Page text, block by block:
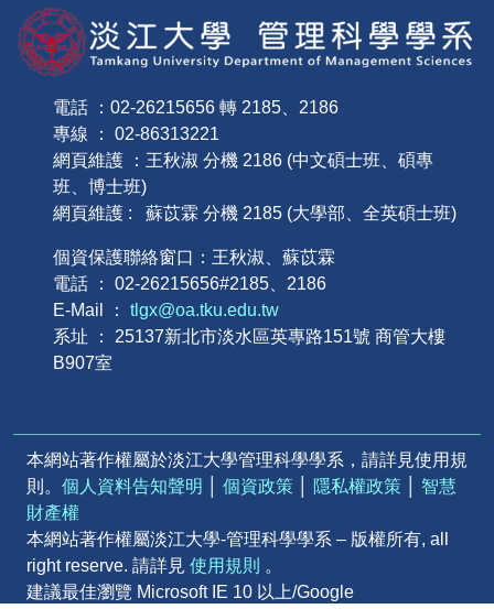
電話 ：02-26215656 轉 2185、2186
專線 ： 02-86313221
網頁維護 ：王秋淑 分機 2186 (中文碩士班、碩專
班、博士班)
網頁維護 : 蘇苡霖 分機 2185 (大學部、全英碩士班)
個資保護聯絡窗口：王秋淑、蘇苡霖
電話 ： 02-26215656#2185、2186
E-Mail ： tlgx@oa.tku.edu.tw
系址 ： 25137新北市淡水區英專路151號 商管大樓
B907室
本網站著作權屬於淡江大學管理科學學系，請詳見使用規
則。 個人資料告知聲明 個資政策 隱私權政策
智慧
財產權
本網站著作權屬淡江大學-管理科學學系 – 版權所有, all
right reserve. 請詳見 使用規則 。
建議最佳瀏覽 Microsoft IE 10 以上/Google